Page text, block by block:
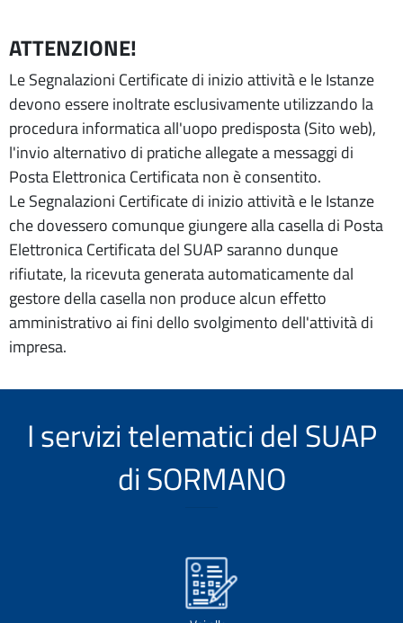
ATTENZIONE!
Le Segnalazioni Certificate di inizio attività e le Istanze
devono essere inoltrate esclusivamente utilizzando la
procedura informatica all'uopo predisposta (Sito web),
l'invio alternativo di pratiche allegate a messaggi di
Posta Elettronica Certificata non è consentito.
Le Segnalazioni Certificate di inizio attività e le Istanze
che dovessero comunque giungere alla casella di Posta
Elettronica Certificata del SUAP saranno dunque
rifiutate, la ricevuta generata automaticamente dal
gestore della casella non produce alcun effetto
amministrativo ai fini dello svolgimento dell'attività di
impresa.
I servizi telematici del SUAP
di SORMANO